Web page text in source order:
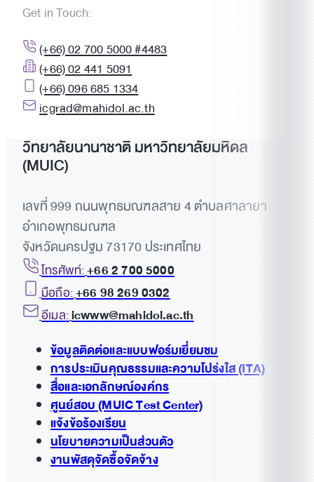
Get in Touch:
(+66) 02 700 5000 #4483
(+66) 02 441 5091
(+66) 096 685 1334
icgrad@mahidol.ac.th
วิทยาลัยนานาชาติ มหาวิทยาลัยมหิดล
(MUIC)
เลขที่ 999 ถนนพุทธมณฑลสาย 4 ตำบลศาลายา
อำเภอพุทธมณฑล
จังหวัดนครปฐม 73170 ประเทศไทย
โทรศัพท์:+66 2 700 5000
มือถือ:+66 98 269 0302
อีเมล:icwww@mahidol.ac.th
ข้อมูลติดต่อและแบบฟอร์มเยี่ยมชม
การประเมินคุณธรรมและความโปร่งใส (ITA)
สื่อและเอกลักษณ์องค์กร
ศูนย์สอบ (MUIC Test Center)
แจ้งข้อร้องเรียน
นโยบายความเป็นส่วนตัว
งานพัสดุจัดซื้อจัดจ้าง